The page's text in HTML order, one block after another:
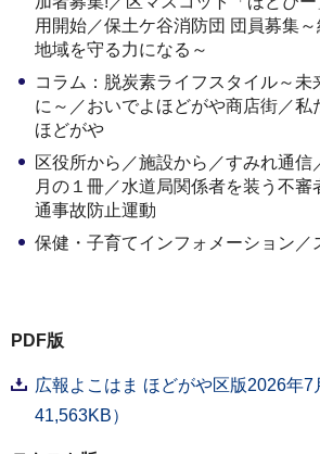
用開始／保土ケ谷消防団 団員募集～
地域を守る力になる～
コラム：脱炭素ライフスタイル～未
に～／おいでよほどがや商店街／私
ほどがや
区役所から／施設から／すみれ通信
月の１冊／水道局関係者を装う不審
通事故防止運動
保健・子育てインフォメーション／
PDF版
広報よこはま ほどがや区版2026年7
41,563KB）